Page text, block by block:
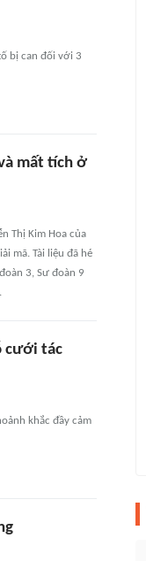
bị can đối với 3
mất tích ở
Thị Kim Hoa của
mã. Tài liệu đã hé
3, Sư đoàn 9
cưới tác
khắc đầy cảm